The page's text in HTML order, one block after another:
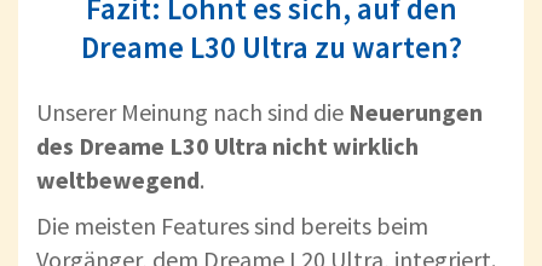
Fazit: Lohnt es sich, auf den
Dreame L30 Ultra zu warten?
Unserer Meinung nach sind die Neuerungen
des Dreame L30 Ultra nicht wirklich
weltbewegend.
Die meisten Features sind bereits beim
Vorgänger, dem Dreame L20 Ultra, integriert.